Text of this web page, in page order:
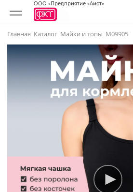
ООО «Предприятие «Аист»
Главная Каталог Майки и топы М09905